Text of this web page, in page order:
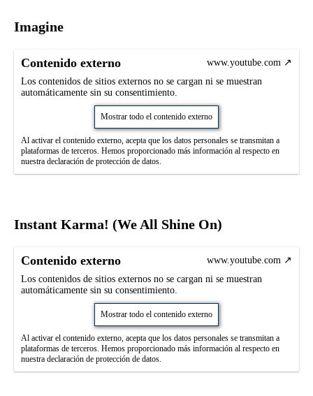
Imagine
Contenido externo
www.youtube.com
Los contenidos de sitios externos no se cargan ni se muestran
automáticamente sin su consentimiento.
Mostrar todo el contenido externo
Al activar el contenido externo, acepta que los datos personales se transmitan a
plataformas de terceros. Hemos proporcionado más información al respecto en
nuestra declaración de protección de datos.
Instant Karma! (We All Shine On)
Contenido externo
www.youtube.com
Los contenidos de sitios externos no se cargan ni se muestran
automáticamente sin su consentimiento.
Mostrar todo el contenido externo
Al activar el contenido externo, acepta que los datos personales se transmitan a
plataformas de terceros. Hemos proporcionado más información al respecto en
nuestra declaración de protección de datos.